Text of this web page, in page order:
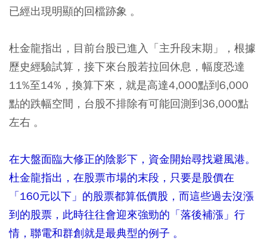
已經出現明顯的回檔跡象 。
杜金龍指出，目前台股已進入「主升段末期」，根據
歷史經驗試算，接下來台股若拉回休息，幅度恐達
11%至14%，換算下來，就是高達4,000點到6,000
點的跌幅空間，台股不排除有可能回測到36,000點
左右 。
在大盤面臨大修正的陰影下，資金開始尋找避風港。
杜金龍指出，在股票市場的末段，只要是股價在
「160元以下」的股票都算低價股，而這些過去沒漲
到的股票，此時往往會迎來強勁的「落後補漲」行
情，聯電和群創就是最典型的例子 。